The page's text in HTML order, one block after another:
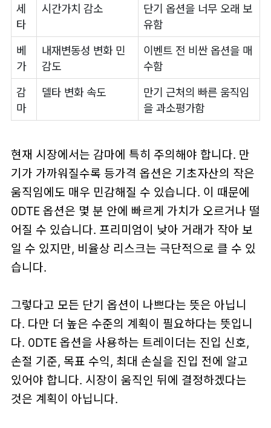
세
타
시간가치 감소
단기 옵션을 너무 오래 보
유함
베
가
내재변동성 변화 민
감도
이벤트 전 비싼 옵션을 매
수함
감
마
델타 변화 속도
만기 근처의 빠른 움직임
을 과소평가함
현재 시장에서는 감마에 특히 주의해야 합니다. 만
기가 가까워질수록 등가격 옵션은 기초자산의 작은
움직임에도 매우 민감해질 수 있습니다. 이 때문에
0DTE 옵션은 몇 분 안에 빠르게 가치가 오르거나 떨
어질 수 있습니다. 프리미엄이 낮아 거래가 작아 보
일 수 있지만, 비율상 리스크는 극단적으로 클 수 있
습니다.
그렇다고 모든 단기 옵션이 나쁘다는 뜻은 아닙니
다. 다만 더 높은 수준의 계획이 필요하다는 뜻입니
다. 0DTE 옵션을 사용하는 트레이더는 진입 신호,
손절 기준, 목표 수익, 최대 손실을 진입 전에 알고
있어야 합니다. 시장이 움직인 뒤에 결정하겠다는
것은 계획이 아닙니다.